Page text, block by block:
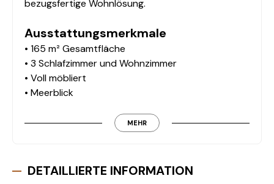
bezugsfertige Wohnlösung.
Ausstattungsmerkmale
• 165 m² Gesamtfläche
• 3 Schlafzimmer und Wohnzimmer
• Voll möbliert
• Meerblick
• 1 Gäste-WC
Wohnanlage
MEHR
DETAILLIERTE INFORMATION